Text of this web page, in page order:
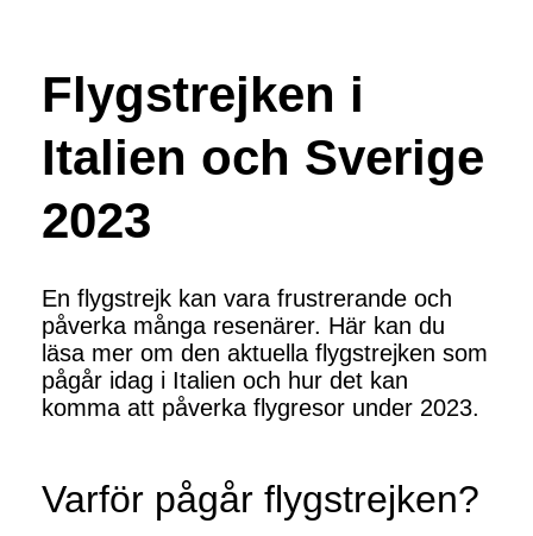
Flygstrejken i
Italien och Sverige
2023
En flygstrejk kan vara frustrerande och
påverka många resenärer. Här kan du
läsa mer om den aktuella flygstrejken som
pågår idag i Italien och hur det kan
komma att påverka flygresor under 2023.
Varför pågår flygstrejken?